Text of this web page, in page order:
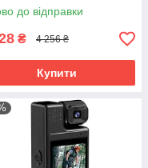
шпигунська, RYH
до відправки
₴ 4 256 ₴
Купити